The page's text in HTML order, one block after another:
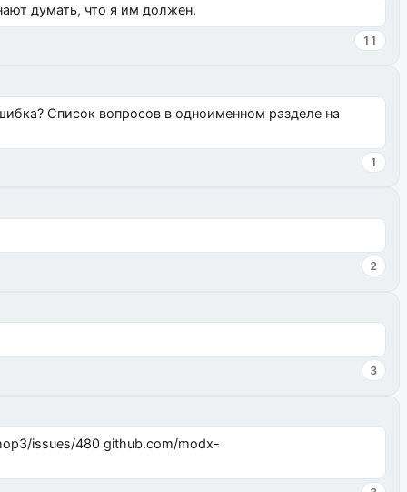
думать, что я им должен.
11
Список вопросов в одноименном разделе на
1
2
3